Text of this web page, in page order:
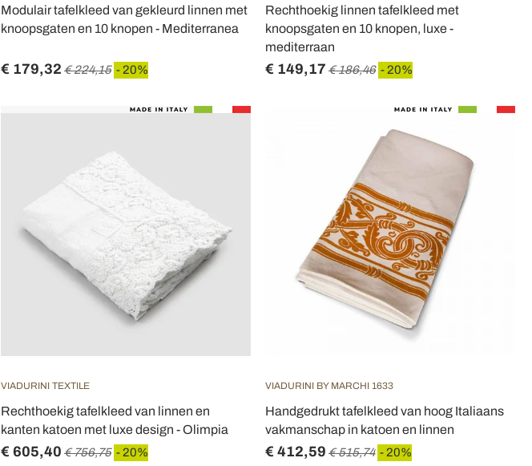
Modulair tafelkleed van gekleurd linnen met
knoopsgaten en 10 knopen - Mediterranea
€ 179,32 € 224,15 - 20%
Rechthoekig linnen tafelkleed met
knoopsgaten en 10 knopen, luxe -
mediterraan
€ 149,17 € 186,46 - 20%
VIADURINI TEXTILE
Rechthoekig tafelkleed van linnen en
kanten katoen met luxe design - Olimpia
€ 605,40 € 756,75 - 20%
VIADURINI BY MARCHI 1633
Handgedrukt tafelkleed van hoog Italiaans
vakmanschap in katoen en linnen
€ 412,59 € 515,74 - 20%